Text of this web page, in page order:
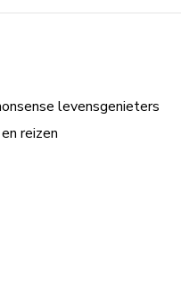
levensgenieters
reizen